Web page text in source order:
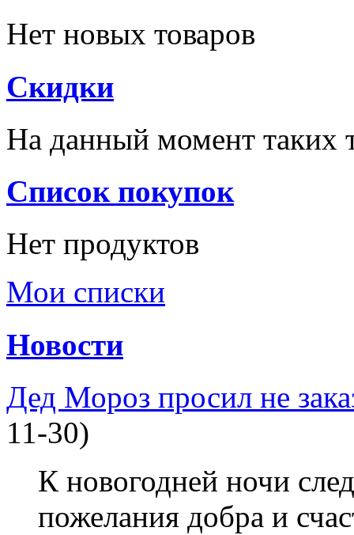
Нет новых товаров
Скидки
На данный момент таких
Список покупок
Нет продуктов
Мои списки
Новости
Дед Мороз просил не
11-30)
К новогодней ночи
пожелания добра и